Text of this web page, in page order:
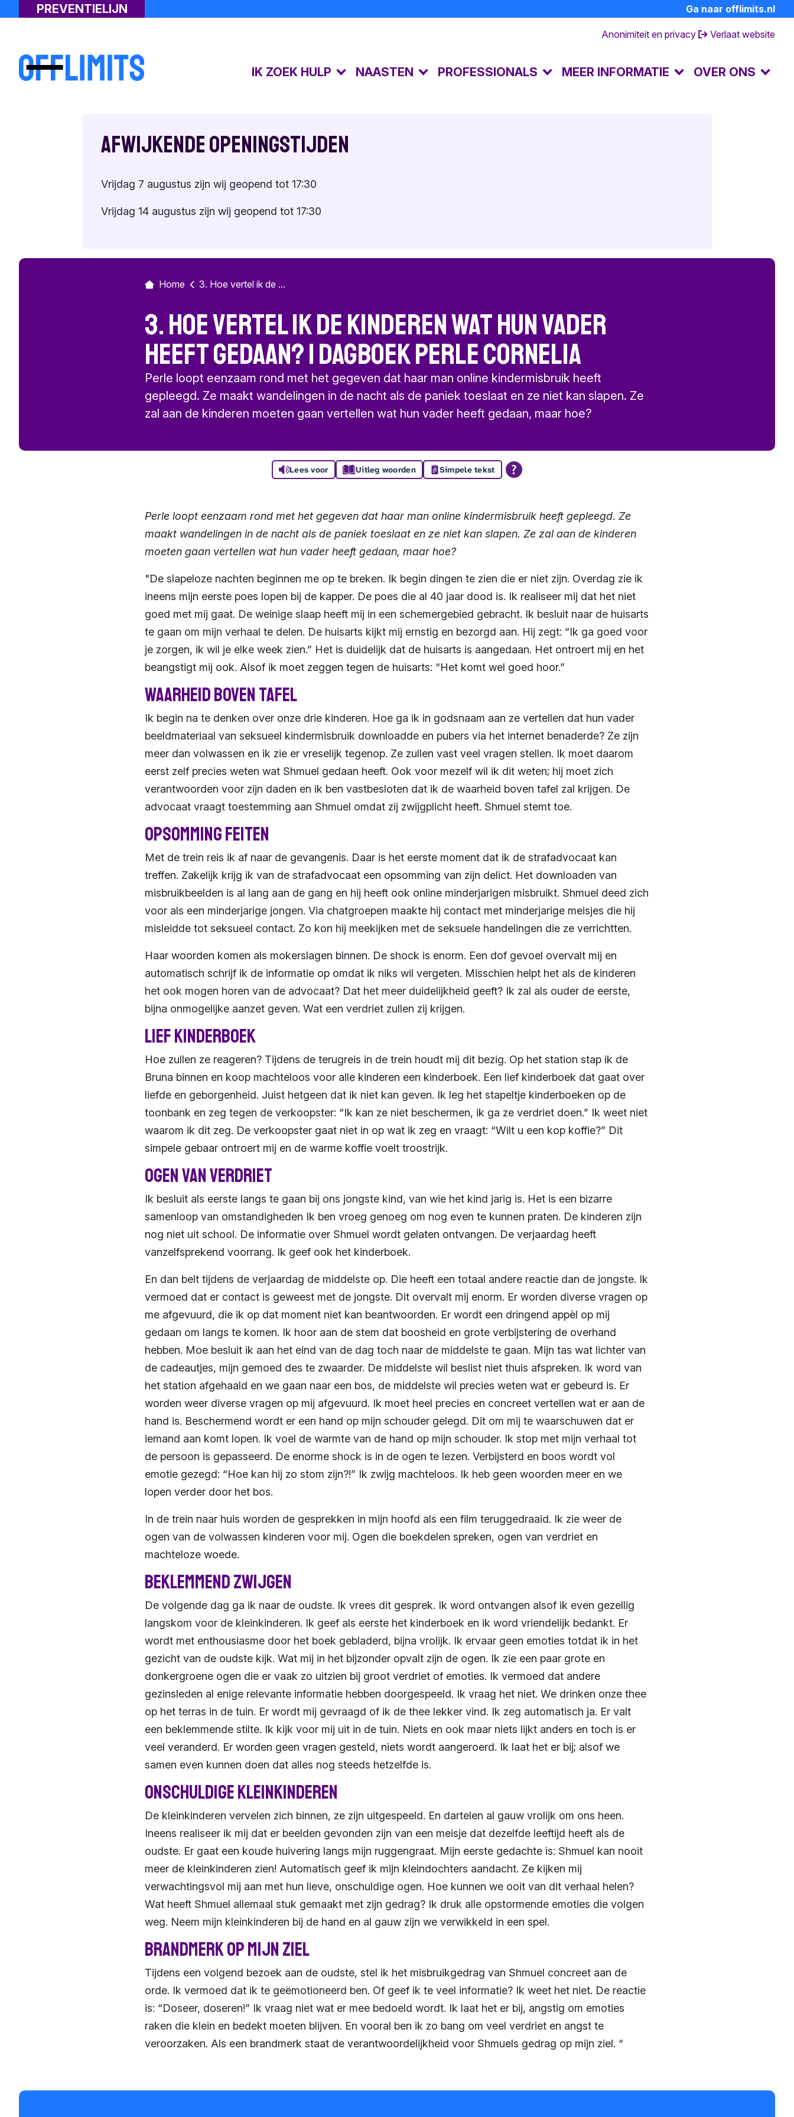
PREVENTIELIJN Ga naar offlimits.nl
Anonimiteit en privacy Verlaat website
IK ZOEK HULP
Toolkit
NAASTEN PROFESSIONALS MEER INFORMATIE OVER ONS
Afwijkende openingstijden
Vrijdag 7 augustus zijn wij geopend tot 17:30
Vrijdag 14 augustus zijn wij geopend tot 17:30
Home 3. Hoe vertel ik de ...
3. Hoe vertel ik de kinderen wat hun vader
heeft gedaan? | Dagboek Perle Cornelia
Perle loopt eenzaam rond met het gegeven dat haar man online kindermisbruik heeft
gepleegd. Ze maakt wandelingen in de nacht als de paniek toeslaat en ze niet kan slapen. Ze
zal aan de kinderen moeten gaan vertellen wat hun vader heeft gedaan, maar hoe?
Lees voor Uitleg woorden Simpele tekst
Perle loopt eenzaam rond met het gegeven dat haar man online kindermisbruik heeft gepleegd. Ze
maakt wandelingen in de nacht als de paniek toeslaat en ze niet kan slapen. Ze zal aan de kinderen
moeten gaan vertellen wat hun vader heeft gedaan, maar hoe?
"De slapeloze nachten beginnen me op te breken. Ik begin dingen te zien die er niet zijn. Overdag zie ik
ineens mijn eerste poes lopen bij de kapper. De poes die al 40 jaar dood is. Ik realiseer mij dat het niet
goed met mij gaat. De weinige slaap heeft mij in een schemergebied gebracht. Ik besluit naar de huisarts
te gaan om mijn verhaal te delen. De huisarts kijkt mij ernstig en bezorgd aan. Hij zegt: “Ik ga goed voor
je zorgen, ik wil je elke week zien.” Het is duidelijk dat de huisarts is aangedaan. Het ontroert mij en het
beangstigt mij ook. Alsof ik moet zeggen tegen de huisarts: “Het komt wel goed hoor.”
Waarheid boven tafel
Ik begin na te denken over onze drie kinderen. Hoe ga ik in godsnaam aan ze vertellen dat hun vader
beeldmateriaal van seksueel kindermisbruik downloadde en pubers via het internet benaderde? Ze zijn
meer dan volwassen en ik zie er vreselijk tegenop. Ze zullen vast veel vragen stellen. Ik moet daarom
eerst zelf precies weten wat Shmuel gedaan heeft. Ook voor mezelf wil ik dit weten; hij moet zich
verantwoorden voor zijn daden en ik ben vastbesloten dat ik de waarheid boven tafel zal krijgen. De
advocaat vraagt toestemming aan Shmuel omdat zij zwijgplicht heeft. Shmuel stemt toe.
Opsomming feiten
Met de trein reis ik af naar de gevangenis. Daar is het eerste moment dat ik de strafadvocaat kan
treffen. Zakelijk krijg ik van de strafadvocaat een opsomming van zijn delict. Het downloaden van
misbruikbeelden is al lang aan de gang en hij heeft ook online minderjarigen misbruikt. Shmuel deed zich
voor als een minderjarige jongen. Via chatgroepen maakte hij contact met minderjarige meisjes die hij
misleidde tot seksueel contact. Zo kon hij meekijken met de seksuele handelingen die ze verrichtten.
Haar woorden komen als mokerslagen binnen. De shock is enorm. Een dof gevoel overvalt mij en
automatisch schrijf ik de informatie op omdat ik niks wil vergeten. Misschien helpt het als de kinderen
het ook mogen horen van de advocaat? Dat het meer duidelijkheid geeft? Ik zal als ouder de eerste,
bijna onmogelijke aanzet geven. Wat een verdriet zullen zij krijgen.
Lief kinderboek
Hoe zullen ze reageren? Tijdens de terugreis in de trein houdt mij dit bezig. Op het station stap ik de
Bruna binnen en koop machteloos voor alle kinderen een kinderboek. Een lief kinderboek dat gaat over
liefde en geborgenheid. Juist hetgeen dat ik niet kan geven. Ik leg het stapeltje kinderboeken op de
toonbank en zeg tegen de verkoopster: “Ik kan ze niet beschermen, ik ga ze verdriet doen.” Ik weet niet
waarom ik dit zeg. De verkoopster gaat niet in op wat ik zeg en vraagt: “Wilt u een kop koffie?” Dit
simpele gebaar ontroert mij en de warme koffie voelt troostrijk.
Ogen van verdriet
Ik besluit als eerste langs te gaan bij ons jongste kind, van wie het kind jarig is. Het is een bizarre
samenloop van omstandigheden Ik ben vroeg genoeg om nog even te kunnen praten. De kinderen zijn
nog niet uit school. De informatie over Shmuel wordt gelaten ontvangen. De verjaardag heeft
vanzelfsprekend voorrang. Ik geef ook het kinderboek.
En dan belt tijdens de verjaardag de middelste op. Die heeft een totaal andere reactie dan de jongste. Ik
vermoed dat er contact is geweest met de jongste. Dit overvalt mij enorm. Er worden diverse vragen op
me afgevuurd, die ik op dat moment niet kan beantwoorden. Er wordt een dringend appèl op mij
gedaan om langs te komen. Ik hoor aan de stem dat boosheid en grote verbijstering de overhand
hebben. Moe besluit ik aan het eind van de dag toch naar de middelste te gaan. Mijn tas wat lichter van
de cadeautjes, mijn gemoed des te zwaarder. De middelste wil beslist niet thuis afspreken. Ik word van
het station afgehaald en we gaan naar een bos, de middelste wil precies weten wat er gebeurd is. Er
worden weer diverse vragen op mij afgevuurd. Ik moet heel precies en concreet vertellen wat er aan de
hand is. Beschermend wordt er een hand op mijn schouder gelegd. Dit om mij te waarschuwen dat er
iemand aan komt lopen. Ik voel de warmte van de hand op mijn schouder. Ik stop met mijn verhaal tot
de persoon is gepasseerd. De enorme shock is in de ogen te lezen. Verbijsterd en boos wordt vol
emotie gezegd: “Hoe kan hij zo stom zijn?!” Ik zwijg machteloos. Ik heb geen woorden meer en we
lopen verder door het bos.
In de trein naar huis worden de gesprekken in mijn hoofd als een film teruggedraaid. Ik zie weer de
ogen van de volwassen kinderen voor mij. Ogen die boekdelen spreken, ogen van verdriet en
machteloze woede.
Beklemmend zwijgen
De volgende dag ga ik naar de oudste. Ik vrees dit gesprek. Ik word ontvangen alsof ik even gezellig
langskom voor de kleinkinderen. Ik geef als eerste het kinderboek en ik word vriendelijk bedankt. Er
wordt met enthousiasme door het boek gebladerd, bijna vrolijk. Ik ervaar geen emoties totdat ik in het
gezicht van de oudste kijk. Wat mij in het bijzonder opvalt zijn de ogen. Ik zie een paar grote en
donkergroene ogen die er vaak zo uitzien bij groot verdriet of emoties. Ik vermoed dat andere
gezinsleden al enige relevante informatie hebben doorgespeeld. Ik vraag het niet. We drinken onze thee
op het terras in de tuin. Er wordt mij gevraagd of ik de thee lekker vind. Ik zeg automatisch ja. Er valt
een beklemmende stilte. Ik kijk voor mij uit in de tuin. Niets en ook maar niets lijkt anders en toch is er
veel veranderd. Er worden geen vragen gesteld, niets wordt aangeroerd. Ik laat het er bij; alsof we
samen even kunnen doen dat alles nog steeds hetzelfde is.
Onschuldige kleinkinderen
De kleinkinderen vervelen zich binnen, ze zijn uitgespeeld. En dartelen al gauw vrolijk om ons heen.
Ineens realiseer ik mij dat er beelden gevonden zijn van een meisje dat dezelfde leeftijd heeft als de
oudste. Er gaat een koude huivering langs mijn ruggengraat. Mijn eerste gedachte is: Shmuel kan nooit
meer de kleinkinderen zien! Automatisch geef ik mijn kleindochters aandacht. Ze kijken mij
verwachtingsvol mij aan met hun lieve, onschuldige ogen. Hoe kunnen we ooit van dit verhaal helen?
Wat heeft Shmuel allemaal stuk gemaakt met zijn gedrag? Ik druk alle opstormende emoties die volgen
weg. Neem mijn kleinkinderen bij de hand en al gauw zijn we verwikkeld in een spel.
Brandmerk op mijn ziel
Tijdens een volgend bezoek aan de oudste, stel ik het misbruikgedrag van Shmuel concreet aan de
orde. Ik vermoed dat ik te geëmotioneerd ben. Of geef ik te veel informatie? Ik weet het niet. De reactie
is: “Doseer, doseren!” Ik vraag niet wat er mee bedoeld wordt. Ik laat het er bij, angstig om emoties
raken die klein en bedekt moeten blijven. En vooral ben ik zo bang om veel verdriet en angst te
veroorzaken. Als een brandmerk staat de verantwoordelijkheid voor Shmuels gedrag op mijn ziel. “